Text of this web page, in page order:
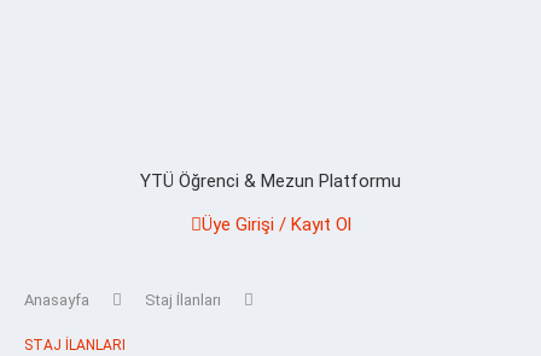
YTÜ Öğrenci & Mezun Platformu
Üye Girişi / Kayıt Ol
Anasayfa Staj İlanları
STAJ İLANLARI